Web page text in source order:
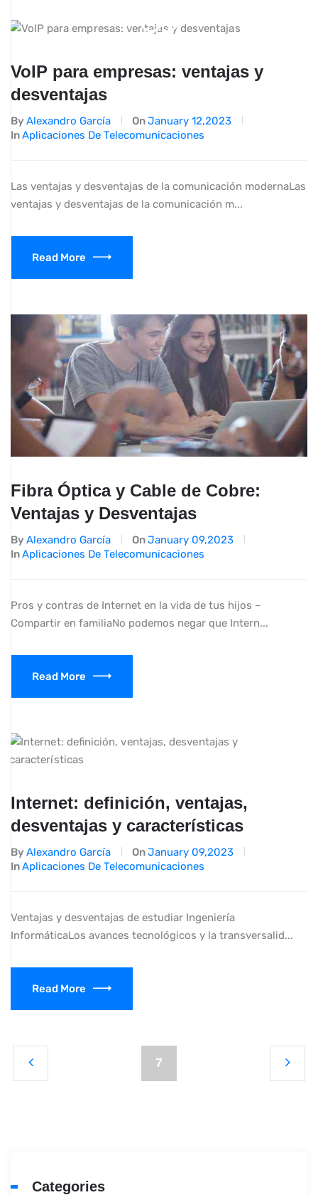
VoIP para empresas: ventajas y
desventajas
By Alexandro García OnJanuary 12,2023
InAplicaciones De Telecomunicaciones
Las ventajas y desventajas de la comunicación modernaLas
ventajas y desventajas de la comunicación m...
Read More
Fibra Óptica y Cable de Cobre:
Ventajas y Desventajas
By Alexandro García OnJanuary 09,2023
InAplicaciones De Telecomunicaciones
Pros y contras de Internet en la vida de tus hijos –
Compartir en familiaNo podemos negar que Intern...
Read More
Internet: definición, ventajas,
desventajas y características
By Alexandro García OnJanuary 09,2023
InAplicaciones De Telecomunicaciones
Ventajas y desventajas de estudiar Ingeniería
InformáticaLos avances tecnológicos y la transversalid...
Read More
7
Categories